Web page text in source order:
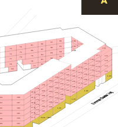
96
95
94
93
90
89
88
86
85
84
83
82
81
80
79
78
77
76
75
74
73
72
71
70
69
194 188
187
186
185
184
183
182
181
180
179
178
177
176
175
174
173
172
171
170
169
168
167
166
165
164
163
162
161
160
159
158
157
156
155
154
153
152
151
150
149
148
147
146
145
144
143
142
141
140
139
138
137
136
135
134
133
132
131
130
129
128
127
126
125
124
123
122
121
120
119
118
117
116
115
114
113
112
111
106
105
104
Føtex / Netto
L.01
L.05
L.08
L.09